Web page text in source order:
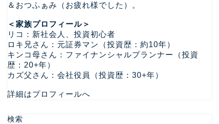
＆おつふぁみ（お疲れ様でした）。
＜家族プロフィール＞
リコ：新社会人、投資初心者
ロキ兄さん：元証券マン（投資歴：約10年）
キンコ母さん：ファイナンシャルプランナー（投資
歴：20+年）
カズ父さん：会社役員（投資歴：30+年）
詳細はプロフィールへ
検索